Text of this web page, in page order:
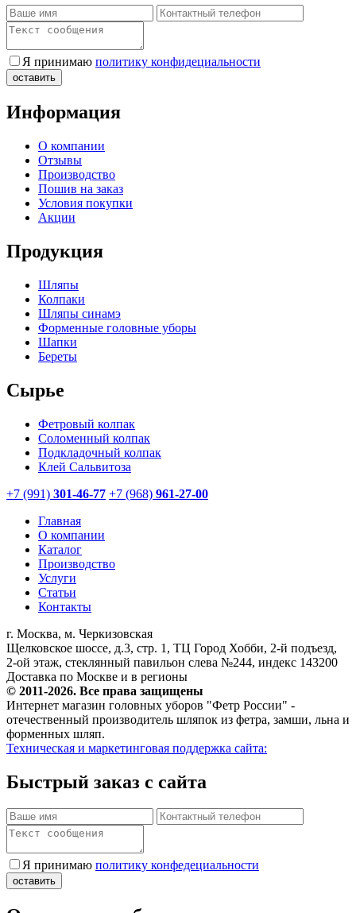
Я принимаю политику конфидециальности
Информация
О компании
Отзывы
Производство
Пошив на заказ
Условия покупки
Акции
Продукция
Шляпы
Колпаки
Шляпы синамэ
Форменные головные уборы
Шапки
Береты
Сырье
Фетровый колпак
Соломенный колпак
Подкладочный колпак
Клей Сальвитоза
+7 (991) 301-46-77 +7 (968) 961-27-00
Главная
О компании
Каталог
Производство
Услуги
Статьи
Контакты
г. Москва, м. Черкизовская
Щелковское шоссе, д.3, стр. 1, ТЦ Город Хобби, 2-й подъезд,
2-ой этаж, стеклянный павильон слева №244, индекс 143200
Доставка по Москве и в регионы
© 2011-2026. Все права защищены
Интернет магазин головных уборов "Фетр России" -
отечественный производитель шляпок из фетра, замши, льна и
форменных шляп.
Техническая и маркетинговая поддержка сайта:
Быстрый заказ с сайта
Я принимаю политику конфедециальности